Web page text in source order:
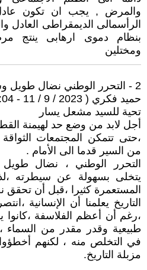
والمرض , يجب ان تكون عادل
الرأسمالى الديمقراطى العادل
بنظام دموى ارهابى ينتج
ومختلين
2 - التحرر الوطني نضال طويل وشاق
حميد فكري ( 2023 / 9 / 11 - 22:04 )
تحية للسيد مشعل يسار
أجل لابد من وضع حد لهيمنة
،حتى تتمكن المجتمعات الثواقة
من السير قدما الى الأمام .
التحرر الوطني ، نضال
يتخلى بسهولة عن سيطرته
المستعمرة كثيرا ،قبل أن تحقق
التاريخ يعلمنا أن الإنسانية
،رغم أن أعظم الفلاسفة ،كانوا
طبيعية وقدر مقدر من السماء
في التخلص منه ، لكنهم
مزبلة التاريخ.